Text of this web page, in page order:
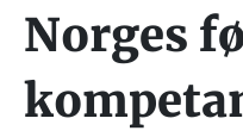
Norges